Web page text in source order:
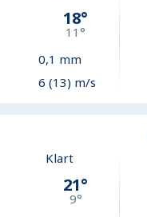
18°
11°
0,1 mm
6 (13) m/s
Klart
21°
9°